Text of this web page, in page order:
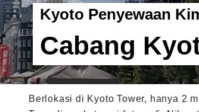
Kyoto Penyewaan
Cabang
Berlokasi di Kyoto Tower, hanya 2